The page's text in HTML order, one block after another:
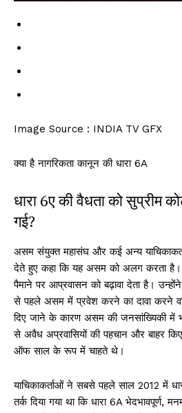
Image Source : INDIA TV GFX
क्या है नागरिकता कानून की धारा 6A
धारा 6ए की वैधता को सुप्रीम
गई?
असम संयुक्त महासंघ और कई अन्य
देते हुए कहा कि यह असम को अलग करता है।
पैमाने पर आप्रवासन को बढ़ावा देता है। उन्होंने
से पहले असम में प्रवेश करने का दावा करने
दिए जाने के कारण असम की जनसांख्यिकी में
से अवैध अप्रवासियों की पहचान और बाहर
ऑफ साल के रूप में चाहते थे।
याचिकाकर्ताओं ने सबसे पहले साल 2012 में
तर्क दिया गया था कि धारा 6A भेदभावपूर्ण,